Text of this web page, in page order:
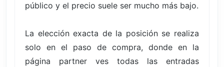
público y el precio suele ser mucho más bajo.
La elección exacta de la posición se realiza
solo en el paso de compra, donde en la
página partner ves todas las entradas